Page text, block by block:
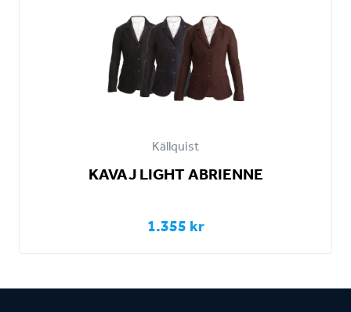
Källquist
KAVAJ LIGHT ABRIENNE
1.355 kr